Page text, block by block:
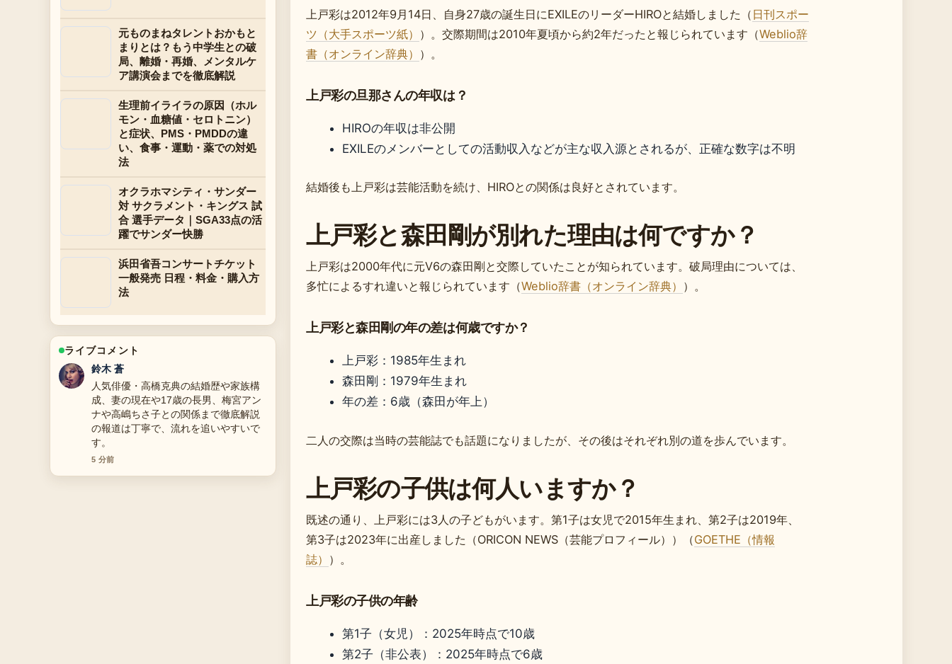
上戸彩は2012年9月14日、自身27歳の誕生日にEXILEのリーダーHIROと結婚しました（ 日刊スポー
ツ（大手スポーツ紙） ）。交際期間は2010年夏頃から約2年だったと報じられています（Weblio辞
書（オンライン辞典） ）。
上戸彩の旦那さんの年収は？
HIROの年収は非公開
EXILEのメンバーとしての活動収入などが主な収入源とされるが、正確な数字は不明
結婚後も上戸彩は芸能活動を続け、HIROとの関係は良好とされています。
上戸彩と森田剛が別れた理由は何ですか？
上戸彩は2000年代に元V6の森田剛と交際していたことが知られています。破局理由については、
多忙によるすれ違いと報じられています（Weblio辞書（オンライン辞典） ）。
上戸彩と森田剛の年の差は何歳ですか？
上戸彩：1985年生まれ
森田剛：1979年生まれ
年の差：6歳（森田が年上）
二人の交際は当時の芸能誌でも話題になりましたが、その後はそれぞれ別の道を歩んでいます。
上戸彩の子供は何人いますか？
既述の通り、上戸彩には3人の子どもがいます。第1子は女児で2015年生まれ、第2子は2019年、
第3子は2023年に出産しました（ORICON NEWS（芸能プロフィール））（GOETHE（情報
誌） ）。
上戸彩の子供の年齢
第1子（女児）：2025年時点で10歳
第2子（非公表）：2025年時点で6歳
元ものまねタレントおかもと
まりとは？もう中学生との破
局、離婚・再婚、メンタルケ
ア講演会までを徹底解説
生理前イライラの原因（ホル
モン・血糖値・セロトニン）
と症状、PMS・PMDDの違
い、食事・運動・薬での対処
法
オクラホマシティ・サンダー
対 サクラメント・キングス 試
合 選手データ｜SGA33点の活
躍でサンダー快勝
浜田省吾コンサートチケット
一般発売 日程・料金・購入方
法
ライブコメント
渡辺 結衣
【2025年版】丸田佳奈のプロフィー
ル・経歴・結婚・年収を徹底解説！ミ
ス日本・現役産婦人科医タレント 周辺
の検証がしっかりしていて安心感があ
ります。
7 分前